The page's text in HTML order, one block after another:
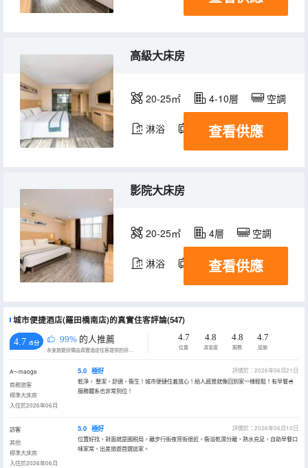
高級大床房
20-25㎡ 4-10層 空調
淋浴 電視機
查看供應
影院大床房
20-25㎡ 4層 空調
淋浴 電視機
查看供應
城市便捷酒店(羅田橋南店)的真實住客評論(547)
4.7 /5分 99% 的人推薦
永安旅遊評價由真實酒店住客提供的評價。
4.7
位置
4.8
清潔度
4.8
服務
4.7
設施
A～maoge
商務旅客
標準大床房
入住於2026年06月
5.0 極好
評價於：2026年06月21日
乾淨， 整潔，舒適，衞生！城市便捷住着放心！給人感覺就像回到家一樣輕鬆！有早餐🥣
服務體系也非常到位！
訪客
其他
標準大床房
入住於2026年06月
5.0 極好
評價於：2026年06月10日
位置好找，對面就是國税局，離步行街夜宵街很近。衞浴乾濕分離，熱水充足，自助早餐口
味家常，出差旅遊首選這家。